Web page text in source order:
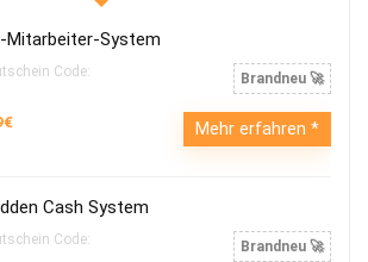
Mitarbeiter-System
Code: Brandneu 🚀
Mehr erfahren
Cash System
Code: Brandneu 🚀